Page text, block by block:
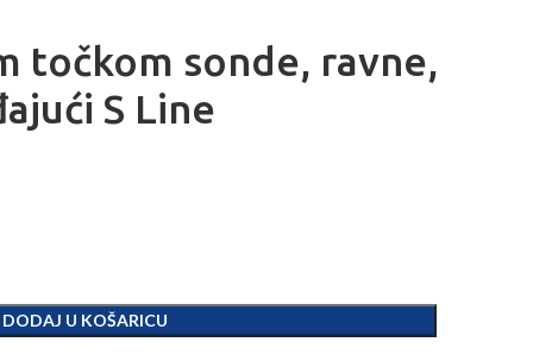
točkom sonde, ravne,
S Line
DODAJ U KOŠARICU